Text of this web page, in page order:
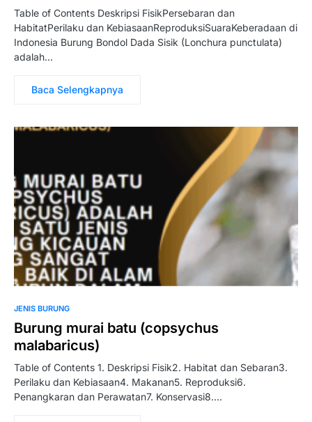
Table of Contents Deskripsi FisikPersebaran dan
HabitatPerilaku dan KebiasaanReproduksiSuaraKeberadaan di
Indonesia Burung Bondol Dada Sisik (Lonchura punctulata)
adalah…
Baca Selengkapnya
JENIS BURUNG
Burung murai batu (copsychus
malabaricus)
Table of Contents 1. Deskripsi Fisik2. Habitat dan Sebaran3.
Perilaku dan Kebiasaan4. Makanan5. Reproduksi6.
Penangkaran dan Perawatan7. Konservasi8.…